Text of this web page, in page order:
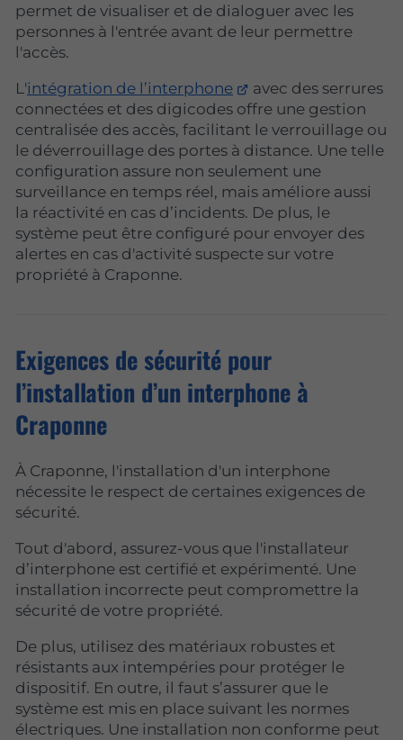
permet de visualiser et de dialoguer avec les
personnes à l'entrée avant de leur permettre
l'accès.
L'intégration de l’interphone
avec des serrures
connectées et des digicodes offre une gestion
centralisée des accès, facilitant le verrouillage ou
le déverrouillage des portes à distance. Une telle
configuration assure non seulement une
surveillance en temps réel, mais améliore aussi
la réactivité en cas d’incidents. De plus, le
système peut être configuré pour envoyer des
alertes en cas d'activité suspecte sur votre
propriété à Craponne.
Exigences de sécurité pour
l’installation d’un interphone à
Craponne
À Craponne, l'installation d'un interphone
nécessite le respect de certaines exigences de
sécurité.
Tout d'abord, assurez-vous que l'installateur
d’interphone est certifié et expérimenté. Une
installation incorrecte peut compromettre la
sécurité de votre propriété.
De plus, utilisez des matériaux robustes et
résistants aux intempéries pour protéger le
dispositif. En outre, il faut s’assurer que le
système est mis en place suivant les normes
électriques. Une installation non conforme peut